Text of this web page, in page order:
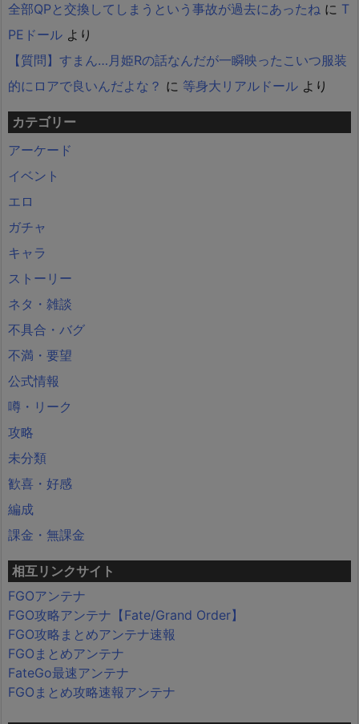
全部QPと交換してしまうという事故が過去にあったね に T
PEドール より
【質問】すまん…月姫Rの話なんだが一瞬映ったこいつ服装
的にロアで良いんだよな？ に 等身大リアルドール より
カテゴリー
アーケード
イベント
エロ
ガチャ
キャラ
ストーリー
ネタ・雑談
不具合・バグ
不満・要望
公式情報
噂・リーク
攻略
未分類
歓喜・好感
編成
課金・無課金
相互リンクサイト
FGOアンテナ
FGO攻略アンテナ【Fate/Grand Order】
FGO攻略まとめアンテナ速報
FGOまとめアンテナ
FateGo最速アンテナ
FGOまとめ攻略速報アンテナ